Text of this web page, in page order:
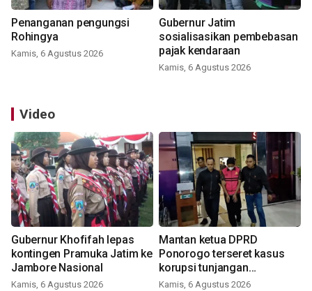
Penanganan pengungsi
Rohingya
Kamis, 6 Agustus 2026
Gubernur Jatim
sosialisasikan pembebasan
pajak kendaraan
Kamis, 6 Agustus 2026
Video
Gubernur Khofifah lepas
kontingen Pramuka Jatim ke
Jambore Nasional
Kamis, 6 Agustus 2026
Mantan ketua DPRD
Ponorogo terseret kasus
korupsi tunjangan
perumahan
Kamis, 6 Agustus 2026